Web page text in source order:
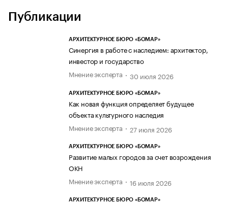
Публикации
АРХИТЕКТУРНОЕ БЮРО «БОМАР»
Синергия в работе с наследием: архитектор,
инвестор и государство
Мнение эксперта
30 июля 2026
АРХИТЕКТУРНОЕ БЮРО «БОМАР»
Как новая функция определяет будущее
объекта культурного наследия
Мнение эксперта
27 июля 2026
АРХИТЕКТУРНОЕ БЮРО «БОМАР»
Развитие малых городов за счет возрождения
ОКН
Мнение эксперта
16 июля 2026
АРХИТЕКТУРНОЕ БЮРО «БОМАР»